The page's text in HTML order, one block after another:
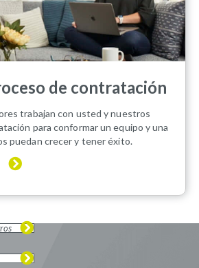
de contratación
trabajan con usted y nuestros
para conformar un equipo y una
puedan crecer y tener éxito.